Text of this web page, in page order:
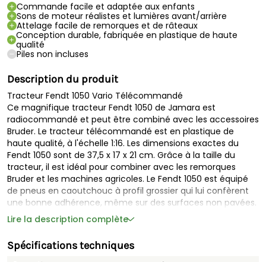
Commande facile et adaptée aux enfants
Sons de moteur réalistes et lumières avant/arrière
Attelage facile de remorques et de râteaux
Conception durable, fabriquée en plastique de haute
qualité
Piles non incluses
Description du produit
Tracteur Fendt 1050 Vario Télécommandé
Ce magnifique tracteur Fendt 1050 de Jamara est
radiocommandé et peut être combiné avec les accessoires
Bruder. Le tracteur télécommandé est en plastique de
haute qualité, à l'échelle 1:16. Les dimensions exactes du
Fendt 1050 sont de 37,5 x 17 x 21 cm. Grâce à la taille du
tracteur, il est idéal pour combiner avec les remorques
Bruder et les machines agricoles. Le Fendt 1050 est équipé
de pneus en caoutchouc à profil grossier qui lui confèrent
une bonne adhérence, même sur des surfaces non pavées.
Pour contrôler le tracteur radiocommandé, une connexion
donnera 30 minutes de plaisir. Le moteur électrique du
Lire la description complète
Spécifications techniques